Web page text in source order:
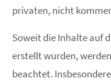
privaten, nicht
Soweit die Inhalte auf
erstellt wurden,
beachtet.